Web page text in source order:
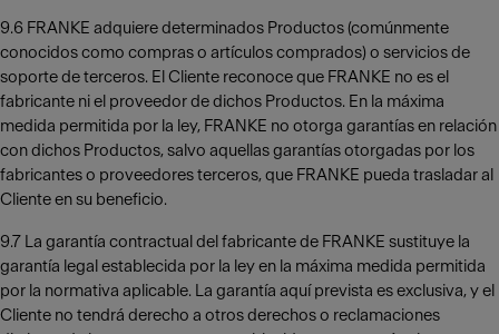
9.6 FRANKE adquiere determinados Productos (comúnmente
conocidos como compras o artículos comprados) o servicios de
soporte de terceros. El Cliente reconoce que FRANKE no es el
fabricante ni el proveedor de dichos Productos. En la máxima
medida permitida por la ley, FRANKE no otorga garantías en relación
con dichos Productos, salvo aquellas garantías otorgadas por los
fabricantes o proveedores terceros, que FRANKE pueda trasladar al
Cliente en su beneficio.
9.7 La garantía contractual del fabricante de FRANKE sustituye la
garantía legal establecida por la ley en la máxima medida permitida
por la normativa aplicable. La garantía aquí prevista es exclusiva, y el
Cliente no tendrá derecho a otros derechos o reclamaciones